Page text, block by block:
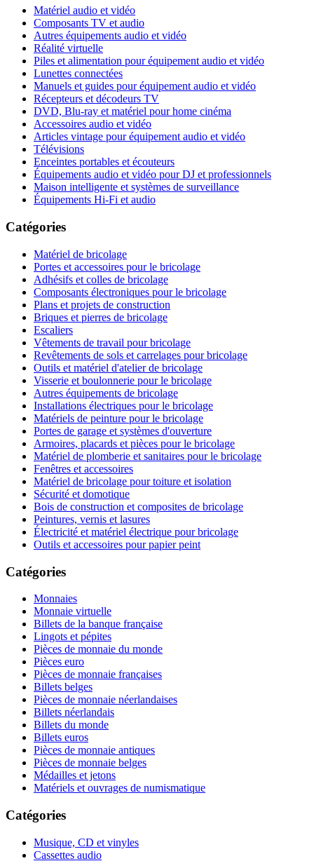
Matériel audio et vidéo
Composants TV et audio
Autres équipements audio et vidéo
Réalité virtuelle
Piles et alimentation pour équipement audio et vidéo
Lunettes connectées
Manuels et guides pour équipement audio et vidéo
Récepteurs et décodeurs TV
DVD, Blu-ray et matériel pour home cinéma
Accessoires audio et vidéo
Articles vintage pour équipement audio et vidéo
Télévisions
Enceintes portables et écouteurs
Équipements audio et vidéo pour DJ et professionnels
Maison intelligente et systèmes de surveillance
Équipements Hi-Fi et audio
Catégories
Matériel de bricolage
Portes et accessoires pour le bricolage
Adhésifs et colles de bricolage
Composants électroniques pour le bricolage
Plans et projets de construction
Briques et pierres de bricolage
Escaliers
Vêtements de travail pour bricolage
Revêtements de sols et carrelages pour bricolage
Outils et matériel d'atelier de bricolage
Visserie et boulonnerie pour le bricolage
Autres équipements de bricolage
Installations électriques pour le bricolage
Matériels de peinture pour le bricolage
Portes de garage et systèmes d'ouverture
Armoires, placards et pièces pour le bricolage
Matériel de plomberie et sanitaires pour le bricolage
Fenêtres et accessoires
Matériel de bricolage pour toiture et isolation
Sécurité et domotique
Bois de construction et composites de bricolage
Peintures, vernis et lasures
Électricité et matériel électrique pour bricolage
Outils et accessoires pour papier peint
Catégories
Monnaies
Monnaie virtuelle
Billets de la banque française
Lingots et pépites
Pièces de monnaie du monde
Pièces euro
Pièces de monnaie françaises
Billets belges
Pièces de monnaie néerlandaises
Billets néerlandais
Billets du monde
Billets euros
Pièces de monnaie antiques
Pièces de monnaie belges
Médailles et jetons
Matériels et ouvrages de numismatique
Catégories
Musique, CD et vinyles
Cassettes audio